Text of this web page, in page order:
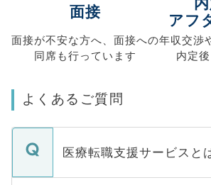
面接
面接が不安な方へ、 面接への
同席も行っています
アフ
年収交渉
内定
よくあるご質問
医療転職支援サービスと